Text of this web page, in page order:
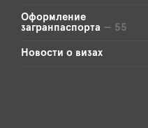
Оформление
загранпаспорта — 55
Новости о визах